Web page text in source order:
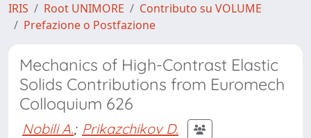
IRIS Root UNIMORE
Contributo su VOLUME
Prefazione o Postfazione
Mechanics of High-Contrast Elastic
Solids Contributions from Euromech
Colloquium 626
Nobili A.; Prikazchikov D.